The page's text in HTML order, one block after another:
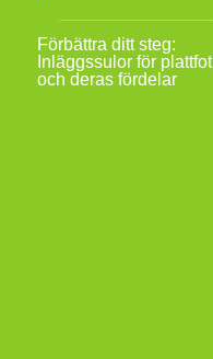
Förbättra ditt steg:
Inläggssulor för plattfot
och deras fördelar